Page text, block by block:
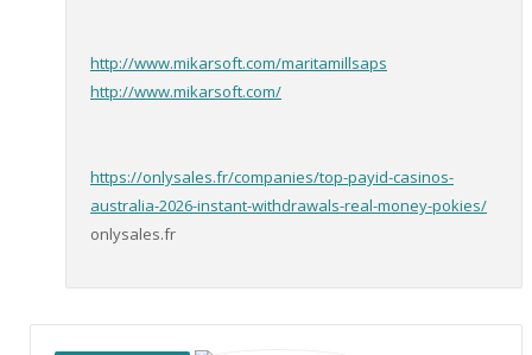
http://www.mikarsoft.com/maritamillsaps
http://www.mikarsoft.com/
https://onlysales.fr/companies/top-payid-casinos-
australia-2026-instant-withdrawals-real-money-pokies/
onlysales.fr